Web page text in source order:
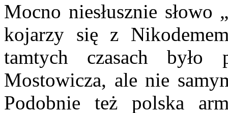
Mocno niesłusznie
kojarzy się z
tamtych czasach było
Mostowicza, ale nie
Podobnie też polska